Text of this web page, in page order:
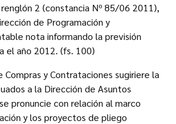
2 (constancia Nº 85/06 2011),
de Programación y
nota informando la previsión
el año 2012. (fs. 100)
Compras y Contrataciones sugiriere la
a la Dirección de Asuntos
pronuncie con relación al marco
y los proyectos de pliego